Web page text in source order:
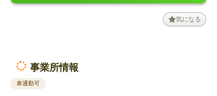
気になる
事業所情報
車通勤可